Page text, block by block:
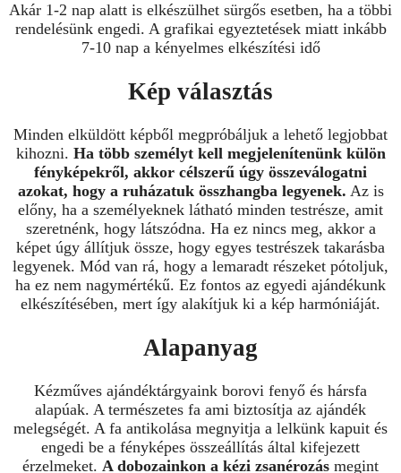
Akár 1-2 nap alatt is elkészülhet sürgős esetben, ha a többi
rendelésünk engedi. A grafikai egyeztetések miatt inkább
7-10 nap a kényelmes elkészítési idő
Kép választás
Minden elküldött képből megpróbáljuk a lehető legjobbat
kihozni. Ha több személyt kell megjelenítenünk külön
fényképekről, akkor célszerű úgy összeválogatni
azokat, hogy a ruházatuk összhangba legyenek. Az is
előny, ha a személyeknek látható minden testrésze, amit
szeretnénk, hogy látszódna. Ha ez nincs meg, akkor a
képet úgy állítjuk össze, hogy egyes testrészek takarásba
legyenek. Mód van rá, hogy a lemaradt részeket pótoljuk,
ha ez nem nagymértékű. Ez fontos az egyedi ajándékunk
elkészítésében, mert így alakítjuk ki a kép harmóniáját.
Alapanyag
Kézműves ajándéktárgyaink borovi fenyő és hársfa
alapúak. A természetes fa ami biztosítja az ajándék
melegségét. A fa antikolása megnyitja a lelkünk kapuit és
engedi be a fényképes összeállítás által kifejezett
érzelmeket. A dobozainkon a kézi zsanérozás megint